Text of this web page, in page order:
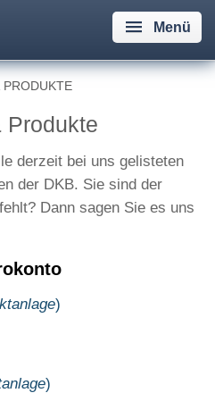
Menü
PRODUKTE
Produkte
derzeit bei uns gelisteten
der DKB. Sie sind der
Dann sagen Sie es uns
)
)